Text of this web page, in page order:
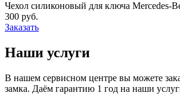
Чехол силиконовый для ключа Mercedes-
300 руб.
Заказать
Наши услуги
В нашем сервисном центре вы можете
замка. Даём гарантию 1 год на наши